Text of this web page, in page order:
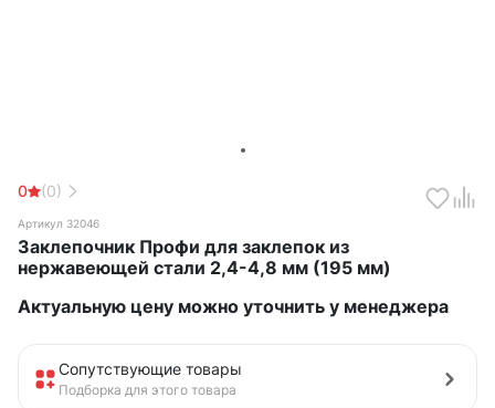
0 (0)
Артикул 32046
Заклепочник Профи для заклепок из
нержавеющей стали 2,4-4,8 мм (195 мм)
Актуальную цену можно уточнить у менеджера
Сопутствующие товары
Подборка для этого товара